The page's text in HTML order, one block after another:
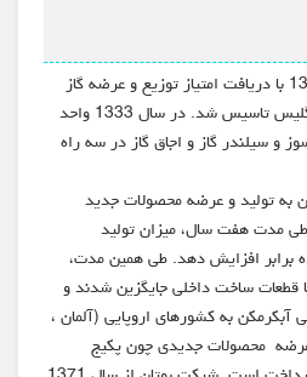
گروه صنعتی بوتان در سال 1332 با دریافت امتیاز توزیع و عرضه گاز
مایع از شرکت نفت ایران و انگلیس تاسیس شد. در سال 1333 واحد
و سیلندر گاز و اجاق گاز در سه راه
به تولید و عرضه محصولات جدید
مدت هفت سال، میزان تولید
برابر افزایش دهد. طی همین مدت،
قطعات ساخت داخلی جایگزین شدند و
به کشورهای اروپایی (آلمان ،
عرضه محصولات جدیدی چون پکیج